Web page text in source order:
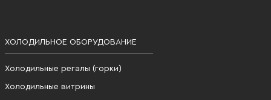
ХОЛОДИЛЬНОЕ ОБОРУДОВАНИЕ
Холодильные регалы (горки)
Холодильные витрины